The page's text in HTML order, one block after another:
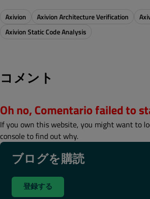
Axivion Axivion Architecture Verification
Axivion Static Code Analysis
コメント
Oh no, Comentario failed to
If you own this website, you might want to
console to find out why.
ブログを購読
登録する